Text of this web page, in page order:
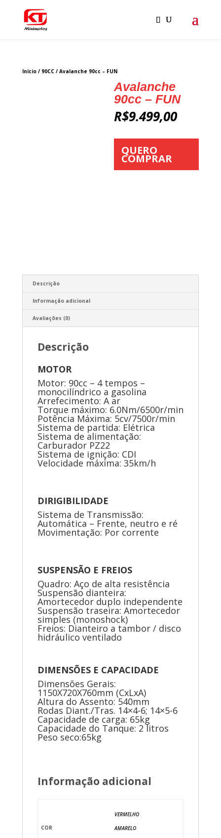
Início/ 90CC/ Avalanche 90cc – FUN
Avalanche
90cc – FUN
R$9.499,00
QUERO
COMPRAR
Descrição
Informação adicional
Avaliações (0)
Descrição
MOTOR
Motor: 90cc – 4 tempos –
monocilíndrico a gasolina
Arrefecimento: A ar
Torque máximo: 6.0Nm/6500r/min
Potência Máxima: 5cv/7500r/min
Sistema de partida: Elétrica
Sistema de alimentação:
Carburador PZ22
Sistema de ignição: CDI
Velocidade máxima: 35km/h
DIRIGIBILIDADE
Sistema de Transmissão:
Automática – Frente, neutro e ré
Movimentação: Por corrente
SUSPENSÃO E FREIOS
Quadro: Aço de alta resistência
Suspensão dianteira:
Amortecedor duplo independente
Suspensão traseira: Amortecedor
simples (monoshock)
Freios: Dianteiro a tambor / disco
hidráulico ventilado
DIMENSÕES E CAPACIDADE
Dimensões Gerais:
1150X720X760mm (CxLxA)
Altura do Assento: 540mm
Rodas Diant./Tras. 14×4-6; 14×5-6
Capacidade de carga: 65kg
Capacidade do Tanque: 2 litros
Peso seco:65kg
Informação adicional
COR
VERMELHO
AMARELO